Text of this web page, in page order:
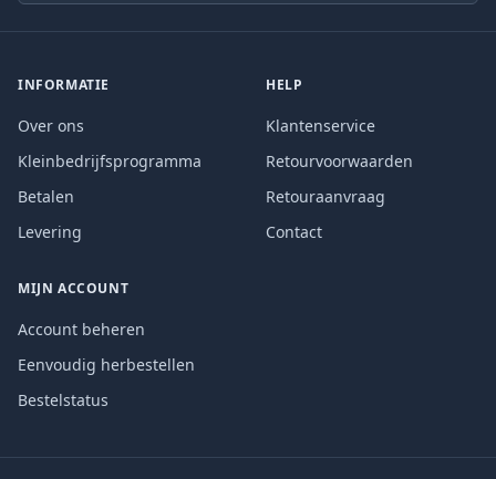
INFORMATIE
Over ons
Kleinbedrijfsprogramma
Betalen
Levering
HELP
Klantenservice
Retourvoorwaarden
Retouraanvraag
Contact
MIJN ACCOUNT
Account beheren
Eenvoudig herbestellen
Bestelstatus